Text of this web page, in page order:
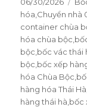
vào
ngày
hóa Chuyển nhà
container chùa
hóa chùa bộc
bộc bốc vác thái
bộc bốc xếp
hóa Chùa Bộc
hàng hóa Thái Hà
hàng thái hà bốc